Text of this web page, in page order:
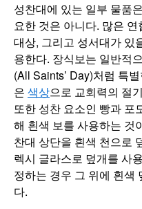
성찬대에 있는 일부 물품
요한 것은 아니다. 많은
대상, 그리고 성서대가 있
용한다. 장식보는 일반적
(All Saints’ Day)처럼 특
은 색상으로 교회력의 절
또한 성찬 요소인 빵과 포
해 흰색 보를 사용하는 것
찬대 상단을 흰색 천으로
렉시 글라스로 덮개를 사
정하는 경우 그 위에 흰색
다.